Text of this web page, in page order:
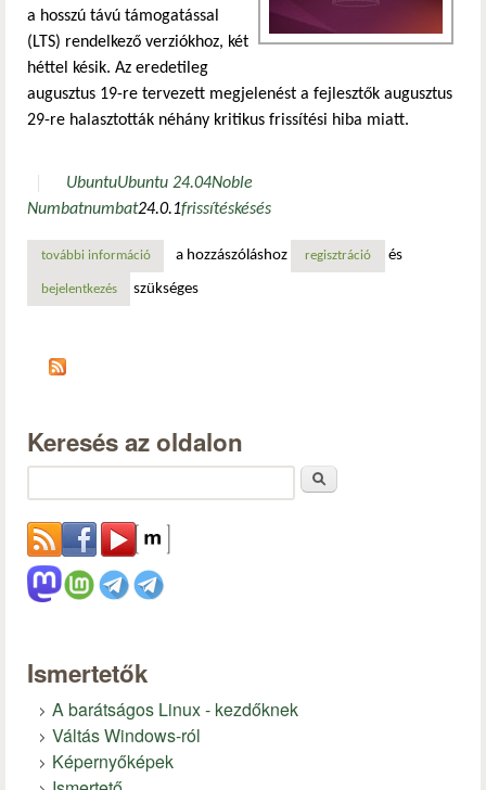
a hosszú távú támogatással
(LTS) rendelkező verziókhoz, két
héttel késik. Az eredetileg
augusztus 19-re tervezett megjelenést a fejlesztők augusztus
29-re halasztották néhány kritikus frissítési hiba miatt.
UbuntuUbuntu 24.04Noble
Numbatnumbat24.0.1frissítéskésés
további információkésik az ubuntu 24.04.1 lts kiadása tartalommal
a hozzászóláshoz regisztráció és
bejelentkezés szükséges
Keresés az oldalon
Ismertetők
A barátságos Linux - kezdőknek
Váltás Windows-ról
Képernyőképek